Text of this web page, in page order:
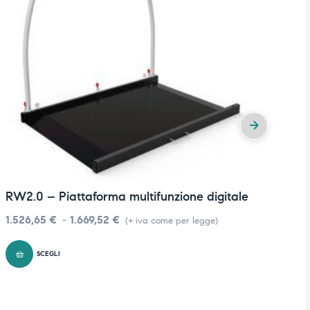
RW2.0 – Piattaforma multifunzione digitale
1.526,65 € - 1.669,52 € (+ iva come per legge)
SCEGLI